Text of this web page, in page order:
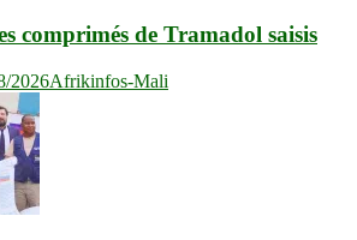
comprimés de Tramadol saisis
2026Afrikinfos-Mali